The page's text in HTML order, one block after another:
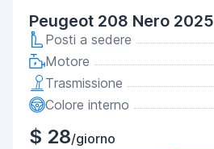
Peugeot 208 Nero 2025
Posti a sedere
Motore
Trasmissione
Colore interno
$ 28/giorno